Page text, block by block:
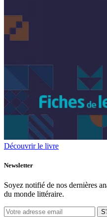
Découvrir le livre
Newsletter
Soyez notifié de nos dernières
du monde littéraire.